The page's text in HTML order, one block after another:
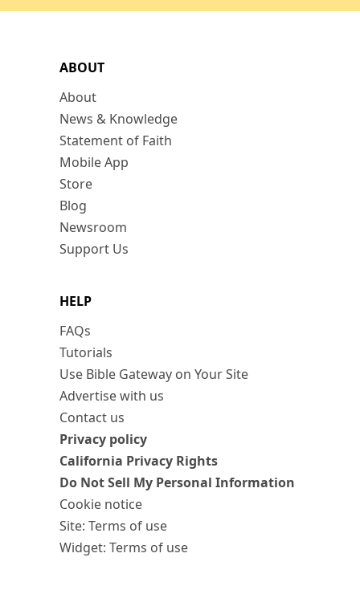
ABOUT
About
News & Knowledge
Statement of Faith
Mobile App
Store
Blog
Newsroom
Support Us
HELP
FAQs
Tutorials
Use Bible Gateway on Your Site
Advertise with us
Contact us
Privacy policy
California Privacy Rights
Do Not Sell My Personal Information
Cookie notice
Site: Terms of use
Widget: Terms of use